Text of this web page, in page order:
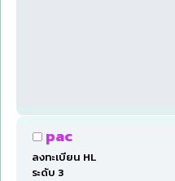
pac
ลงทะเบียน HL
ระดับ 3